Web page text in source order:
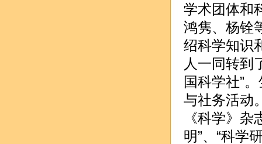
学术团体和
鸿隽、杨铨
绍科学知识
人一同转到
国科学社”
与社务活动
《科学》
明”、“科学